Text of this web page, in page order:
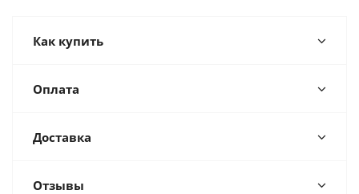
Как купить
Оплата
Доставка
Отзывы